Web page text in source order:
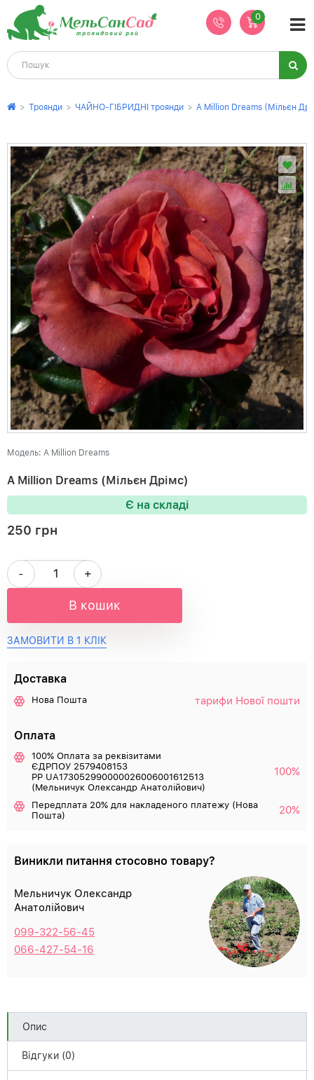
0
> Троянди > ЧАЙНО-ГІБРИДНІ троянди > A Million Dreams (Мільєн
Модель: A Million Dreams
A Million Dreams (Мільєн Дрімс)
Є на складі
250 грн
В кошик
ЗАМОВИТИ В 1 КЛІК
- +
Доставка
Нова Пошта тарифи Нової пошти
Оплата
100% Оплата за реквізитами
ЄДРПОУ 2579408153
РР UA173052990000026006001612513
(Мельничук Олександр Анатолійович)
100%
Передплата 20% для накладеного платежу (Нова
Пошта)
20%
Виникли питання стосовно товару?
Мельничук Олександр
Анатолійович
099-322-56-45
066-427-54-16
Опис
Відгуки (0)